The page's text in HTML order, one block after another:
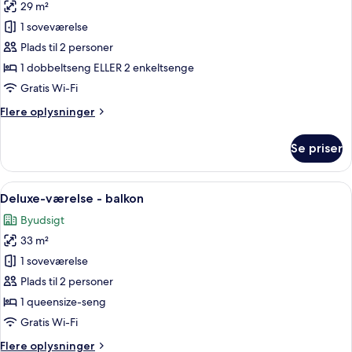
af
Deluxe-
værelse
29 m²
1 soveværelse
Plads til 2 personer
1 dobbeltseng ELLER 2 enkeltsenge
Gratis Wi-Fi
Flere oplysninger
Flere
værelse
Se priser
Indlæs
alle
billeder
af
Deluxe-
værelse
-
balkon
Et hotelværelse med en stor seng,
13
Deluxe-værelse - balkon
Byudsigt
33 m²
1 soveværelse
Plads til 2 personer
1 queensize-seng
Gratis Wi-Fi
Flere oplysninger
Flere